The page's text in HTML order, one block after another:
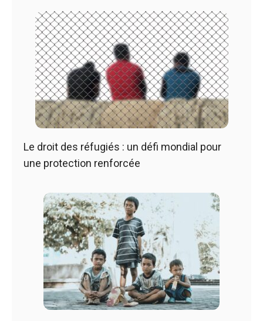
Le droit des réfugiés : un défi mondial pour
une protection renforcée